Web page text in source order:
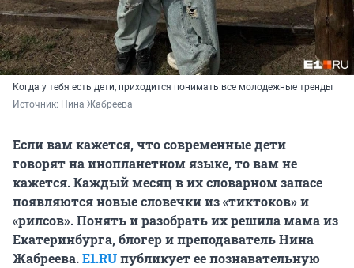
Когда у тебя есть дети, приходится понимать все молодежные тренды
Источник: Нина Жабреева
Если вам кажется, что современные дети
говорят на инопланетном языке, то вам не
кажется. Каждый месяц в их словарном запасе
появляются новые словечки из «тиктоков» и
«рилсов». Понять и разобрать их решила мама из
Екатеринбурга, блогер и преподаватель Нина
Жабреева.E1.RUпубликует ее познавательную